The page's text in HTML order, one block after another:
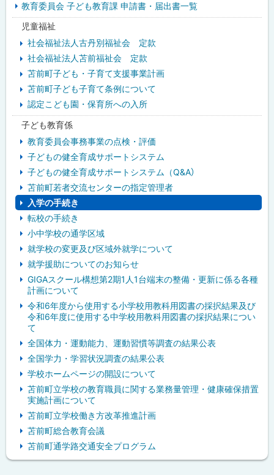
・ 教育委員会 子ども教育課 申請書・届出書一覧
児童福祉
社会福祉法人古丹別福祉会 定款
社会福祉法人苫前福祉会 定款
苫前町子ども・子育て支援事業計画
苫前町子ども子育て条例について
認定こども園・保育所への入所
子ども教育係
教育委員会事務事業の点検・評価
子どもの健全育成サポートシステム
子どもの健全育成サポートシステム（Q&A）
苫前町若者交流センターの指定管理者
入学の手続き
転校の手続き
小中学校の通学区域
就学校の変更及び区域外就学について
就学援助についてのお知らせ
GIGAスクール構想第2期1人1台端末の整備・更新に係る各種
計画について
令和6年度から使用する小学校用教科用図書の採択結果及び
令和6年度に使用する中学校用教科用図書の採択結果につい
て
全国体力・運動能力、運動習慣等調査の結果公表
全国学力・学習状況調査の結果公表
学校ホームページの開設について
苫前町立学校の教育職員に関する業務量管理・健康確保措置
実施計画について
苫前町立学校働き方改革推進計画
苫前町総合教育会議
苫前町通学路交通安全プログラム